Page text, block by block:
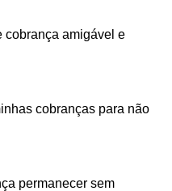
cobrança amigável e
cobranças para não
permanecer sem